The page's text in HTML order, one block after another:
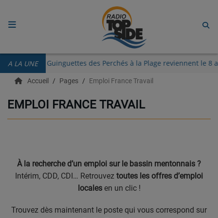
A LA UNE Les Guinguettes des Perchés à la Plage reviennent
RADIO
ECOUTER
RECHERCHE DE TITRES
EMISSIONS
LIVE DJ
Accueil Pages Emploi France Travail
EMPLOI FRANCE TRAVAIL
À la recherche d’un emploi sur le bassin mentonnais ?
Intérim, CDD, CDI… Retrouvez toutes les offres d’emploi
localesen un clic !
Trouvez dès maintenant le poste qui vous correspond sur